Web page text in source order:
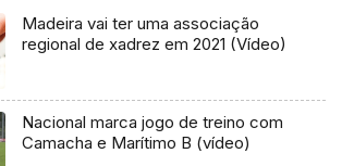
Madeira vai ter uma associação
regional de xadrez em 2021 (Vídeo)
Nacional marca jogo de treino com
Camacha e Marítimo B (vídeo)